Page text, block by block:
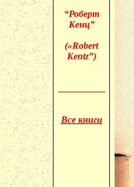
“Роберт
Кенц”
(«Robert
Kentz”)
Все книги